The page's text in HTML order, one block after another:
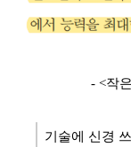
- <작
기술에 신경